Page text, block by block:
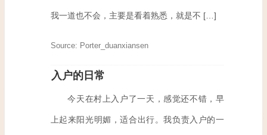
我一道也不会，主要是看着熟悉，就是不 […]
Source: Porter_duanxiansen
入户的日常
今天在村上入户了一天，感觉还不错，早
上起来阳光明媚，适合出行。我负责入户的一